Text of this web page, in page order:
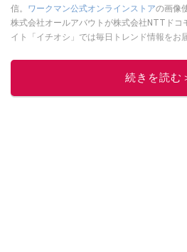
信。 ワークマン公式オンラインストアの画像
株式会社オールアバウトが株式会社NTTドコ
イト「イチオシ」では毎日トレンド情報をお
このイチ
続きを読む